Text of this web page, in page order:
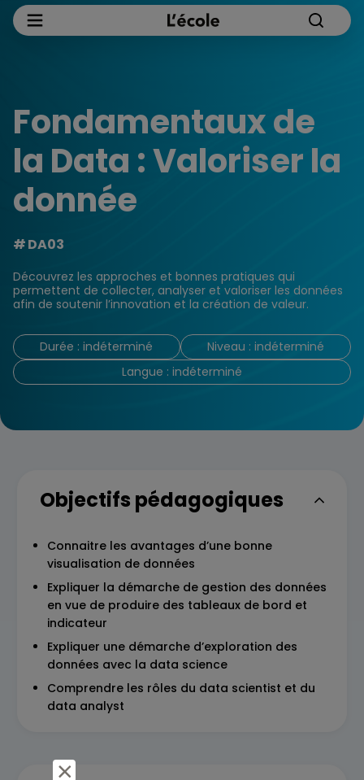
Fondamentaux de
la Data : Valoriser la
donnée
DA03
Découvrez les approches et bonnes pratiques qui
permettent de collecter, analyser et valoriser les données
afin de soutenir l’innovation et la création de valeur.
Durée : indéterminé
Niveau : indéterminé
Langue : indéterminé
Objectifs pédagogiques
Connaitre les avantages d’une bonne
visualisation de données
Expliquer la démarche de gestion des données
en vue de produire des tableaux de bord et
indicateur
Expliquer une démarche d’exploration des
données avec la data science
Comprendre les rôles du data scientist et du
data analyst